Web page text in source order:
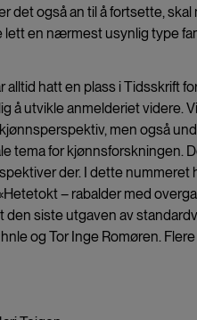
det også an til å fortsette,
lett en nærmest usynlig type
alltid hatt en plass i Tidsskrift
å utvikle anmelderiet videre.
men også
tema for kjønnsforskningen.
der. I dette
– rabalder med
den siste utgaven av
og Tor Inge Romøren.